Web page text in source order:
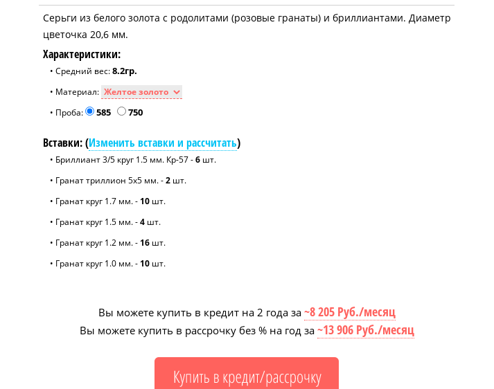
Серьги из белого золота с родолитами (розовые гранаты) и бриллиантами. Диаметр
цветочка 20,6 мм.
Характеристики:
• Средний вес:8.2гр.
• Материал:
• Проба:
585 750
Вставки: (Изменить вставки и рассчитать)
• Бриллиант 3/5 круг 1.5 мм. Кр-57 -6 шт.
• Гранат триллион 5x5 мм. -2 шт.
• Гранат круг 1.7 мм. - 10 шт.
• Гранат круг 1.5 мм. -4 шт.
• Гранат круг 1.2 мм. - 16 шт.
• Гранат круг 1.0 мм. - 10 шт.
Вы можете купить в кредит на 2 года за ~8 205 Руб./месяц
Вы можете купить в рассрочку без % на год за ~13 906 Руб./месяц